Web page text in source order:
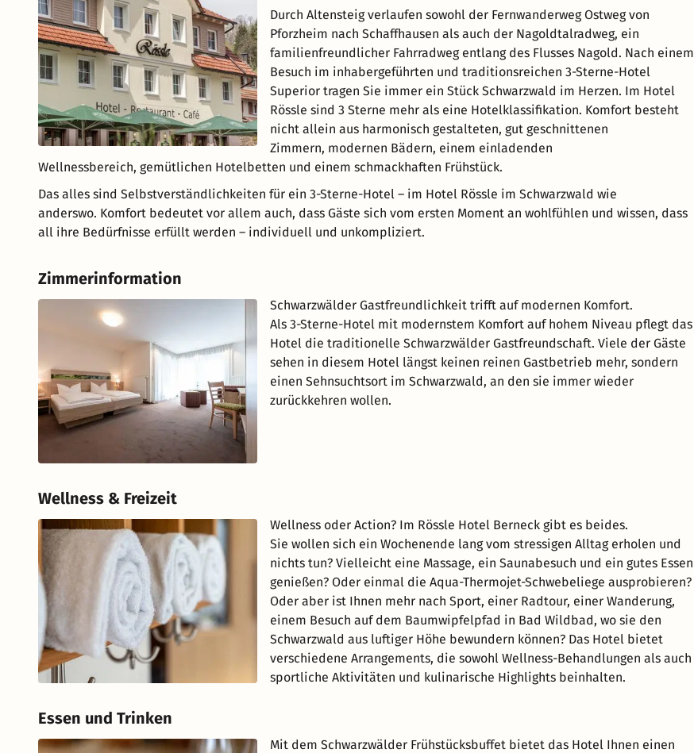
Durch Altensteig verlaufen sowohl der Fernwanderweg Ostweg von
Pforzheim nach Schaffhausen als auch der Nagoldtalradweg, ein
familienfreundlicher Fahrradweg entlang des Flusses Nagold. Nach einem
Besuch im inhabergeführten und traditionsreichen 3-Sterne-Hotel
Superior tragen Sie immer ein Stück Schwarzwald im Herzen. Im Hotel
Rössle sind 3 Sterne mehr als eine Hotelklassifikation. Komfort besteht
nicht allein aus harmonisch gestalteten, gut geschnittenen
Zimmern, modernen Bädern, einem einladenden
Wellnessbereich, gemütlichen Hotelbetten und einem schmackhaften Frühstück.
Das alles sind Selbstverständlichkeiten für ein 3-Sterne-Hotel – im Hotel Rössle im Schwarzwald wie
anderswo. Komfort bedeutet vor allem auch, dass Gäste sich vom ersten Moment an wohlfühlen und wissen, dass
all ihre Bedürfnisse erfüllt werden – individuell und unkompliziert.
Zimmerinformation
Schwarzwälder Gastfreundlichkeit trifft auf modernen Komfort.
Als 3-Sterne-Hotel mit modernstem Komfort auf hohem Niveau pflegt das
Hotel die traditionelle Schwarzwälder Gastfreundschaft. Viele der Gäste
sehen in diesem Hotel längst keinen reinen Gastbetrieb mehr, sondern
einen Sehnsuchtsort im Schwarzwald, an den sie immer wieder
zurückkehren wollen.
Wellness & Freizeit
Wellness oder Action? Im Rössle Hotel Berneck gibt es beides.
Sie wollen sich ein Wochenende lang vom stressigen Alltag erholen und
nichts tun? Vielleicht eine Massage, ein Saunabesuch und ein gutes Essen
genießen? Oder einmal die Aqua-Thermojet-Schwebeliege ausprobieren?
Oder aber ist Ihnen mehr nach Sport, einer Radtour, einer Wanderung,
einem Besuch auf dem Baumwipfelpfad in Bad Wildbad, wo sie den
Schwarzwald aus luftiger Höhe bewundern können? Das Hotel bietet
verschiedene Arrangements, die sowohl Wellness-Behandlungen als auch
sportliche Aktivitäten und kulinarische Highlights beinhalten.
Essen und Trinken
Mit dem Schwarzwälder Frühstücksbuffet bietet das Hotel Ihnen einen